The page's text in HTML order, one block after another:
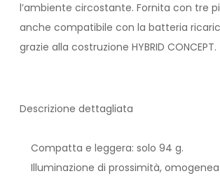
l’ambiente circostante. Fornita con tre
anche compatibile con la batteria
grazie alla costruzione HYBRID CONCEPT.
Descrizione dettagliata
Compatta e leggera: solo 94 g.
Illuminazione di prossimità,